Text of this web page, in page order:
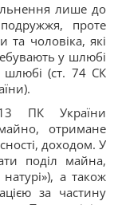
лише до
подружжя, проте
чоловіка, які
у шлюбі
(ст. 74 СК
ПК України
отримане
доходом. У
поділ майна,
а також
за частину